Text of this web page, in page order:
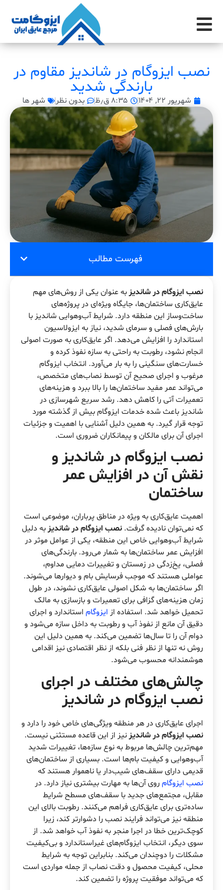
نصب ایزوگام در شاندیز مقاوم در
بارندگی شدید
شهریور ۲۲, ۱۴۰۴ ۸:۳۵ ق٫ظ بدون نظر شهر ها
فهرست مطالب
نصب ایزوگام در شاندیز به عنوان یکی از روش‌های مهم
عایق‌کاری ساختمان‌ها، جایگاه ویژه‌ای در پروژه‌های
ساخت‌وساز این منطقه دارد. شرایط آب‌وهوایی شاندیز با
بارش‌های فصلی و سرمای شدید، نیاز به ایزولاسیون
استاندارد را افزایش می‌دهد. اگر عایق‌کاری به صورت اصولی
انجام نشود، رطوبت به راحتی به سازه نفوذ کرده و
خسارت‌های سنگینی را به بار می‌آورد. انتخاب ایزوگام
مرغوب و اجرای صحیح آن توسط نصاب‌های متخصص،
می‌تواند عمر مفید ساختمان‌ها را بالا ببرد و هزینه‌های
تعمیرات آتی را کاهش دهد. رشد سریع شهرسازی در
شاندیز باعث شده خدمات ایزوگام بیش از گذشته مورد
توجه قرار گیرد. به همین دلیل آشنایی با اهمیت و جزئیات
اجرای آن برای مالکان و پیمانکاران ضروری است.
نصب ایزوگام در شاندیزو
نقش آن در افزایش عمر
ساختمان
اهمیت عایق‌کاری به ویژه در مناطق پرباران، موضوعی است
که نمی‌توان نادیده گرفت. نصب ایزوگام در شاندیز به دلیل
شرایط آب‌وهوایی خاص این منطقه، یکی از عوامل موثر در
افزایش عمر ساختمان‌ها به شمار می‌رود. بارندگی‌های
فصلی، یخ‌زدگی در زمستان و تغییرات دمایی مداوم،
عواملی هستند که موجب فرسایش بام و دیوارها می‌شوند.
اگر ساختمان‌ها به شکل اصولی عایق‌کاری نشوند، در طول
زمان هزینه‌های گزافی برای تعمیرات و بازسازی به مالک
تحمیل خواهد شد. استفاده از ایزوگام استاندارد و اجرای
دقیق آن مانع از نفوذ آب و رطوبت به داخل سازه می‌شود و
دوام آن را تا سال‌ها تضمین می‌کند. به همین دلیل این
روش نه تنها از نظر فنی بلکه از نظر اقتصادی نیز اقدامی
هوشمندانه محسوب می‌شود.
چالش‌های مختلف در اجرای
نصب ایزوگام در شاندیز
اجرای عایق‌کاری در هر منطقه ویژگی‌های خاص خود را دارد و
نصب ایزوگام در شاندیز نیز از این قاعده مستثنی نیست.
مهم‌ترین چالش‌ها مربوط به نوع سازه‌ها، تغییرات شدید
آب‌وهوایی و کیفیت بام‌ها است. بسیاری از ساختمان‌های
قدیمی دارای سقف‌های شیب‌دار یا ناهموار هستند که
نصب ایزوگامروی آن‌ها به مهارت بیشتری نیاز دارد. در
مقابل، مجتمع‌های جدید با سقف‌های مسطح شرایط
ساده‌تری برای عایق‌کاری فراهم می‌کنند. رطوبت بالای این
منطقه نیز می‌تواند فرایند نصب را دشوارتر کند، زیرا
کوچک‌ترین خطا در اجرا منجر به نفوذ آب خواهد شد. از
سوی دیگر، انتخاب ایزوگام‌های غیراستاندارد و بی‌کیفیت
مشکلات را دوچندان می‌کند. بنابراین توجه به شرایط
محلی، کیفیت محصول و دقت نصاب از جمله مواردی است
که می‌تواند موفقیت پروژه را تضمین کند.